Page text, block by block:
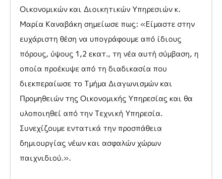
Οικονομικών και Διοικητικών Υπηρεσιών κ.
Μαρία Καναβάκη σημείωσε πως: «Είμαστε στην
ευχάριστη θέση να υπογράφουμε από ίδιους
πόρους, ύψους 1,2 εκατ., τη νέα αυτή σύμβαση, η
οποία προέκυψε από τη διαδικασία που
διεκπεραίωσε το Τμήμα Διαγωνισμών και
Προμηθειών της Οικονομικής Υπηρεσίας και θα
υλοποιηθεί από την Τεχνική Υπηρεσία.
Συνεχίζουμε εντατικά την προσπάθεια
δημιουργίας νέων και ασφαλών χώρων
παιχνιδιού.».